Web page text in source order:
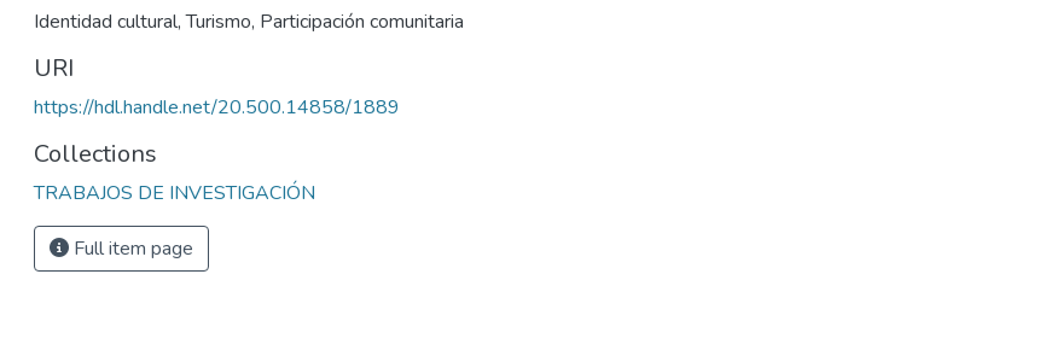
Identidad cultural,Turismo, Participación comunitaria
URI
https://hdl.handle.net/20.500.14858/1889
Collections
TRABAJOS DE INVESTIGACIÓN
Full item page